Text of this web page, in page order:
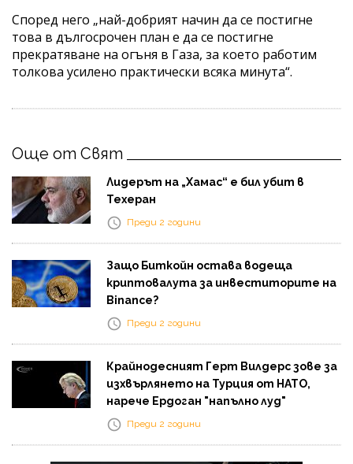
Според него „най-добрият начин да се постигне
това в дългосрочен план е да се постигне
прекратяване на огъня в Газа, за което работим
толкова усилено практически всяка минута“.
Още от Свят
Лидерът на „Хамас“ е бил убит в
Техеран
Преди 2 години
Защо Биткойн остава водеща
криптовалута за инвеститорите на
Binance?
Преди 2 години
Крайнодесният Герт Вилдерс зове за
изхвърлянето на Турция от НАТО,
нарече Ердоган "напълно луд"
Преди 2 години